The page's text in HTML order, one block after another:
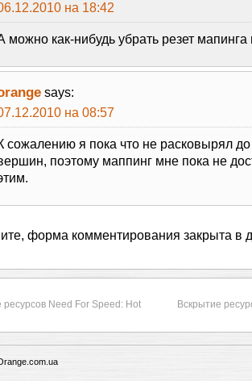
на 18:42
можно как-нибудь убрать резет
says:
на 08:57
сожалению я пока что не расковырял
поэтому маппинг мне пока не
форма комментирования закрыта в
ресурсов Need For Speed: Hot
Вскрытие